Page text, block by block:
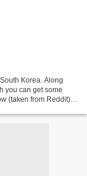
Korea. Along
you can get some
(taken from Reddit).I